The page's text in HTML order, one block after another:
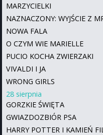
MARZYCIELKI
NAZNACZONY: WYJŚCIE Z
NOWA FALA
O CZYM WIE MARIELLE
PUCIO KOCHA ZWIERZAKI
VIVALDI I JA
WRONG GIRLS
28 sierpnia
GORZKIE ŚWIĘTA
GWIAZDOZBIÓR PSA
HARRY POTTER I KAMIEŃ